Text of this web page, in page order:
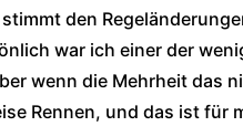
den
war ich einer der
wenn die Mehrheit das
Rennen, und das ist für